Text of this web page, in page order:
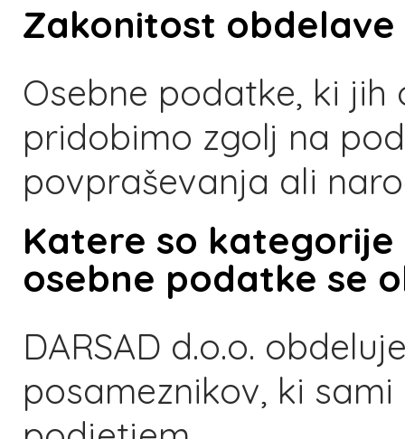
Zakonitost
Osebne podatke, ki
pridobimo zgolj na
povpraševanja ali
Katere so
osebne podatke se
DARSAD d.o.o.
posameznikov, ki